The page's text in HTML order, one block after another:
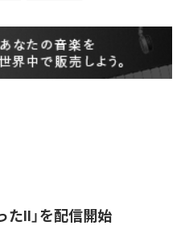
たII」を配信開始